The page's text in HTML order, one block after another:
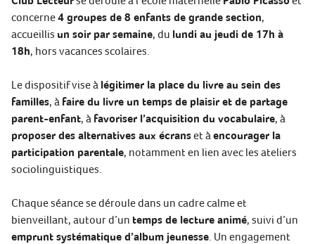
concerne4 groupes de 8 enfants de grande section,
accueillis un soir par semaine, du lundi au jeudi de 17h à
18h, hors vacances scolaires.
Le dispositif vise à légitimer la place du livre au sein des
familles, à faire du livre un temps de plaisir et de partage
parent-enfant, à favoriser l’acquisition du vocabulaire, à
proposer des alternatives aux écranset à encourager la
participation parentale, notamment en lien avec les ateliers
sociolinguistiques.
Chaque séance se déroule dans un cadre calme et
bienveillant, autour d’un temps de lecture animé, suivi d’un
emprunt systématique d’album jeunesse . Un engagement